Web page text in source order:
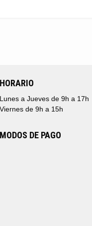
HORARIO
Lunes a Jueves de 9h a 17h
Viernes de 9h a 15h
MODOS DE PAGO